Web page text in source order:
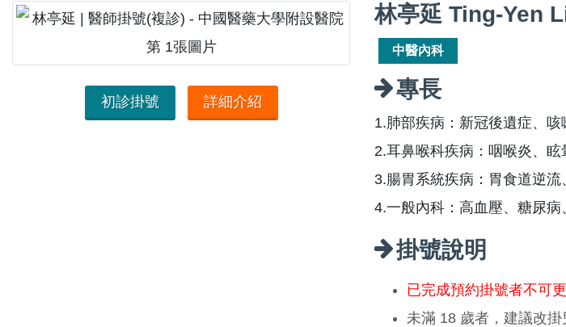
初診掛號 詳細介紹
林亭延 Ting-Yen
中醫內科
專長
1.肺部疾病：新冠後遺症、
2.耳鼻喉科疾病：咽喉炎、
3.腸胃系統疾病：胃食道逆
4.一般內科：高血壓、糖尿
掛號說明
已完成預約掛號者不可
未滿 18 歲者，建議改掛